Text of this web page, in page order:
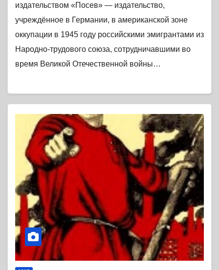
издательством «Посев» — издательство,
учреждённое в Германии, в американской зоне
оккупации в 1945 году российскими эмигрантами из
Народно-трудового союза, сотрудничавшими во
время Великой Отечественной войны…